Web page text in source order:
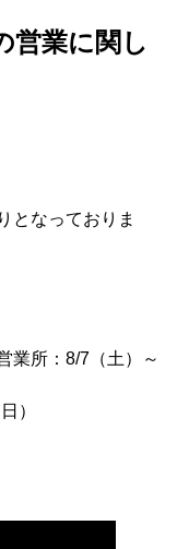
営業に関し
となっておりま
業所：8/7（土）～
）